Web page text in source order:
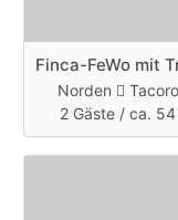
Norden
2 Gäste /ca. 54